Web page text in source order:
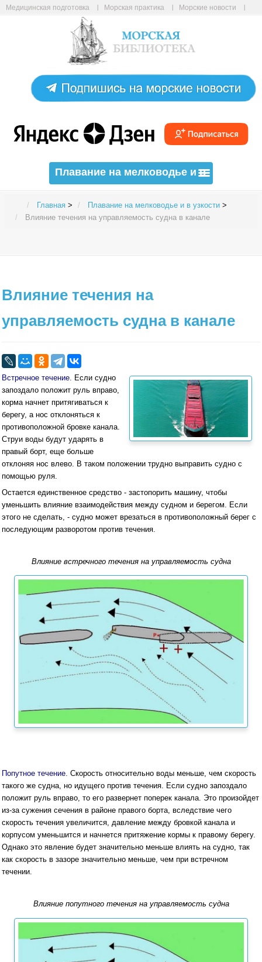
Медицинская подготовка Морская практика
Морские новости
Авиабилеты онлайн
Плавание на мелководье и в
Главная > Плавание на мелководье и в узкости >
Влияние течения на управляемость судна в канале
Влияние течения на
управляемость судна в канале
Встречное течение. Если судно
запоздало положит руль вправо,
корма начнет притягиваться к
берегу, а нос отклоняться к
противоположной бровке канала.
Струи воды будут ударять в
правый борт, еще больше
отклоняя нос влево. В таком положении трудно выправить судно с
помощью руля.
Остается единственное средство - застопорить машину, чтобы
уменьшить влияние взаимодействия между судном и берегом. Если
этого не сделать, - судно может врезаться в противоположный берег с
последующим разворотом против течения.
Влияние встречного течения на управляемость судна
Попутное течение. Скорость относительно воды меньше, чем скорость
такого же судна, но идущего против течения. Если судно запоздало
положит руль вправо, то его развернет поперек канала. Это произойдет
из-за сужения сечения в районе правого борта, вследствие чего
скорость течения увеличится, давление между бровкой канала и
корпусом уменьшится и начнется притяжение кормы к правому берегу.
Однако это явление будет значительно меньше влиять на судно, так
как скорость в зазоре значительно меньше, чем при встречном
течении.
Влияние попутного течения на управляемость судна